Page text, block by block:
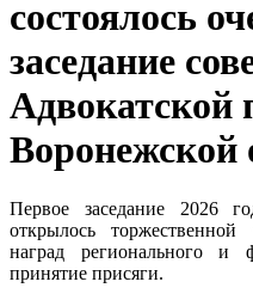
состоялось
заседание
Адвокатской
Воронежской
Первое заседание 2026
открылось
наград регионального и
принятие присяги.